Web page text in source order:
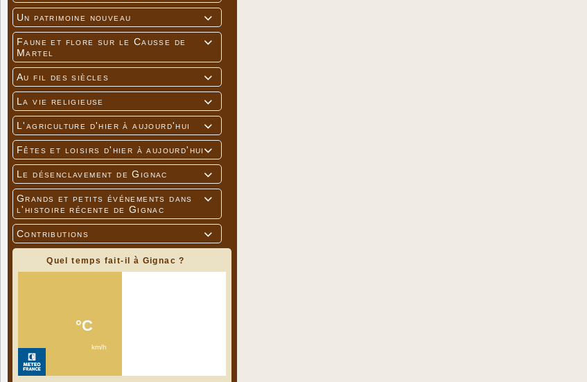

Un patrimoine nouveau

Faune et flore sur le Causse de
Martel

Au fil des siècles

La vie religieuse

L'agriculture d'hier à aujourd'hui

Fêtes et loisirs d'hier à aujourd'hui

Le désenclavement de Gignac

Grands et petits événements dans
l'histoire récente de Gignac

Contributions
Quel temps fait-il à Gignac ?